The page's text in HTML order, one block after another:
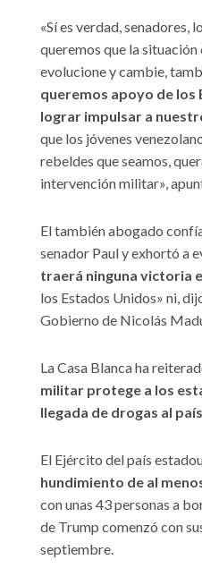
«Sí es verdad, senadores,
queremos que la situación
evolucione y cambie,
queremos apoyo de los
lograr impulsar a
que los jóvenes
rebeldes que seamos,
intervención militar»,
El también abogado
senador Paul y exhortó a
traerá ninguna victoria
los Estados Unidos» ni,
Gobierno de Nicolás
La Casa Blanca ha
militar protege a los
llegada de drogas al
El Ejército del país
hundimiento de al
con unas 43 personas a
de Trump comenzó con
septiembre.